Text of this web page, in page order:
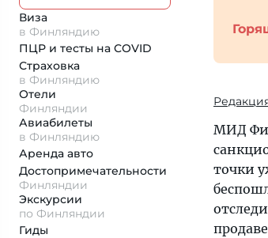
Виза
в Финляндию
ПЦР и тесты на COVID
Страховка
в Финляндию
Отели
Финляндии
Авиабилеты
в Финляндию
Аренда авто
Достопримеча­тельности
Финляндии
Экскурсии
по Финляндии
Гиды
МИД
точки